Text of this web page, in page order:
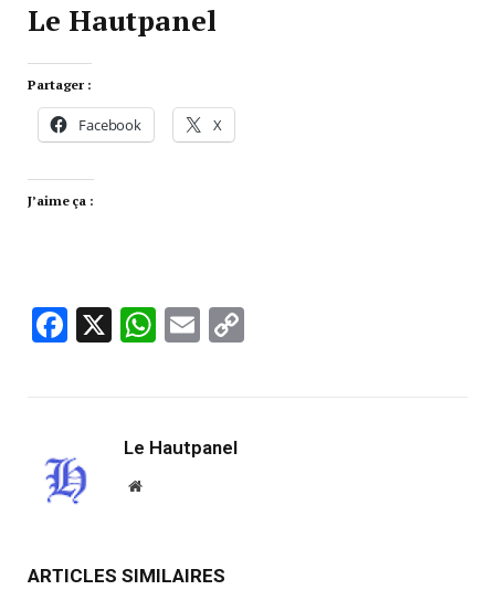
Le Hautpanel
Partager :
Facebook X
J’aime ça :
Facebook
X WhatsApp
Email
Le Hautpanel
Website
ARTICLES SIMILAIRES